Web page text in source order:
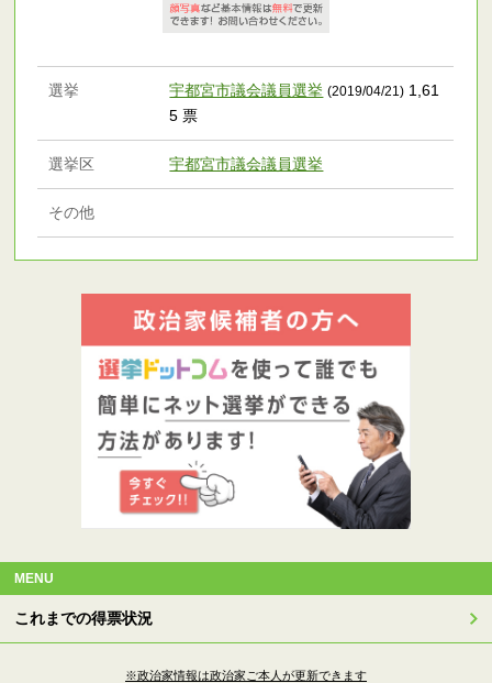
選挙 宇都宮市議会議員選挙 (2019/04/21) 1,61
5 票
選挙区 宇都宮市議会議員選挙
その他
MENU
これまでの得票状況
※政治家情報は政治家ご本人が更新できます